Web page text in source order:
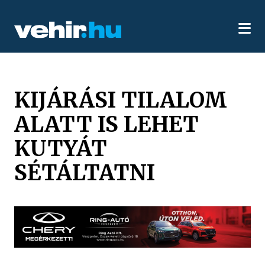
KIJÁRÁSI TILALOM
ALATT IS LEHET
KUTYÁT
SÉTÁLTATNI